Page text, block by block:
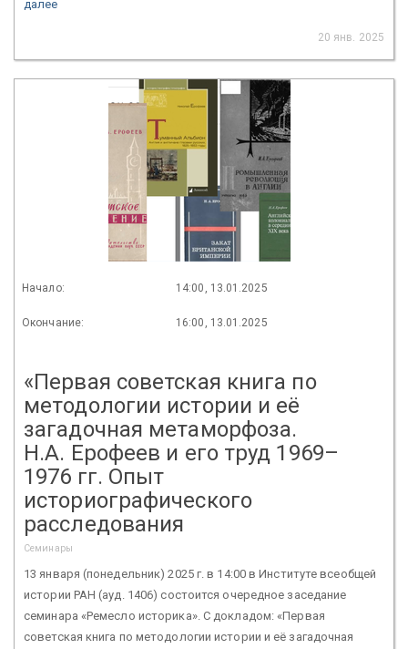
далее
20 янв. 2025
Начало: 14:00, 13.01.2025
Окончание: 16:00, 13.01.2025
«Первая советская книга по
методологии истории и её
загадочная метаморфоза.
Н.А. Ерофеев и его труд 1969–
1976 гг. Опыт
историографического
расследования
Семинары
13 января (понедельник) 2025 г. в 14:00 в Институте всеобщей
истории РАН (ауд. 1406) состоится очередное заседание
семинара «Ремесло историка». С докладом: «Первая
советская книга по методологии истории и её загадочная